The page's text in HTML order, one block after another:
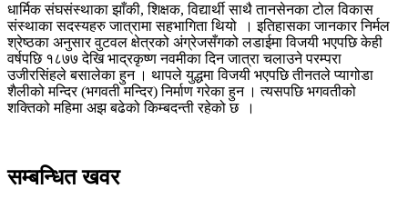
धार्मिक संघसंस्थाका झाँकी, शिक्षक, विद्यार्थी साथै तानसेनका टोल विकास
संस्थाका सदस्यहरु जात्रामा सहभागिता थियो । इतिहासका जानकार निर्मल
श्रेष्ठका अनुसार वुटवल क्षेत्रको अंग्रेजसँगको लडाईमा विजयी भएपछि केही
वर्षपछि १८७७ देखि भाद्रकृष्ण नवमीका दिन जात्रा चलाउने परम्परा
उजीरसिंहले बसालेका हुन । थापले युद्धमा विजयी भएपछि तीनतले प्यागोडा
शैलीको मन्दिर (भगवती मन्दिर) निर्माण गरेका हुन । त्यसपछि भगवतीको
शक्तिको महिमा अझ बढेको किम्बदन्ती रहेको छ ।
सम्बन्धित खवर